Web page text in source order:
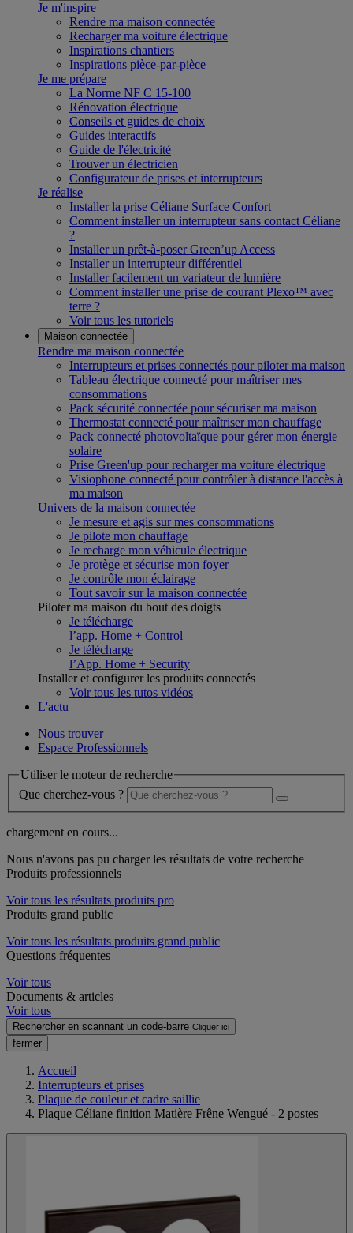
Je m'inspire
Rendre ma maison connectée
Recharger ma voiture électrique
Inspirations chantiers
Inspirations pièce-par-pièce
Je me prépare
La Norme NF C 15-100
Rénovation électrique
Conseils et guides de choix
Guides interactifs
Guide de l'électricité
Trouver un électricien
Configurateur de prises et interrupteurs
Je réalise
Installer la prise Céliane Surface Confort
Comment installer un interrupteur sans contact Céliane
?
Installer un prêt-à-poser Green’up Access
Installer un interrupteur différentiel
Installer facilement un variateur de lumière
Comment installer une prise de courant Plexo™ avec
terre ?
Voir tous les tutoriels
Maison connectée
Rendre ma maison connectée
Interrupteurs et prises connectés pour piloter ma maison
Tableau électrique connecté pour maîtriser mes
consommations
Pack sécurité connectée pour sécuriser ma maison
Thermostat connecté pour maîtriser mon chauffage
Pack connecté photovoltaïque pour gérer mon énergie
solaire
Prise Green'up pour recharger ma voiture électrique
Visiophone connecté pour contrôler à distance l'accès à
ma maison
Univers de la maison connectée
Je mesure et agis sur mes consommations
Je pilote mon chauffage
Je recharge mon véhicule électrique
Je protège et sécurise mon foyer
Je contrôle mon éclairage
Tout savoir sur la maison connectée
Piloter ma maison du bout des doigts
Je télécharge
l’app. Home + Control
Je télécharge
l’App. Home + Security
Installer et configurer les produits connectés
Voir tous les tutos vidéos
L'actu
Nous trouver
Espace Professionnels
Utiliser le moteur de recherche
Que cherchez-vous ?
chargement en cours...
Nous n'avons pas pu charger les résultats de votre recherche
Produits professionnels
Voir tous les résultats produits pro
Produits grand public
Voir tous les résultats produits grand public
Questions fréquentes
Voir tous
Documents & articles
Voir tous
Rechercher en scannant un code-barre Cliquer ici
fermer
Accueil
Interrupteurs et prises
Plaque de couleur et cadre saillie
Plaque Céliane finition Matière Frêne Wengué - 2 postes